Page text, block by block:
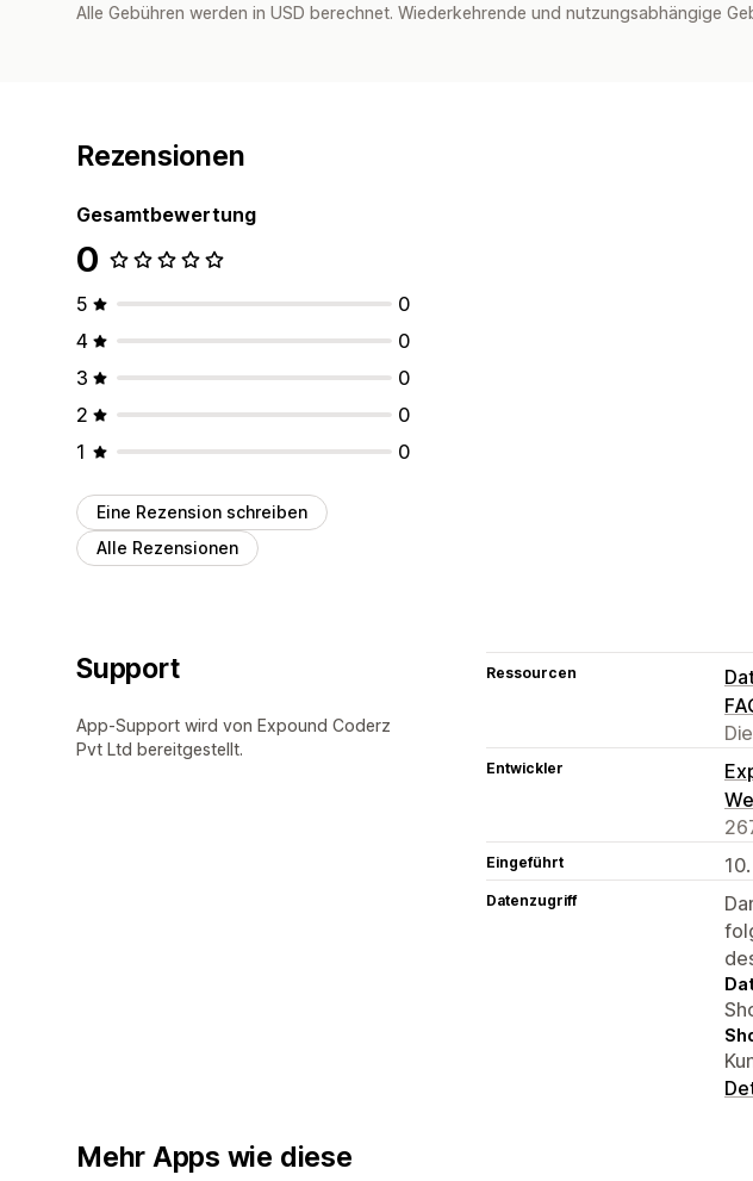
Alle Gebühren werden in USD berechnet. Wiederkehrende und nutzungsabhängige
Rezensionen
Gesamtbewertung
0
5
0
4
0
3
0
2
0
1
0
Eine Rezension schreiben
Alle Rezensionen
Support
App-Support wird von Expound Coderz
Pvt Ltd bereitgestellt.
Ressourcen
Entwickler
Eingeführt
Datenzugriff
Mehr Apps wie diese